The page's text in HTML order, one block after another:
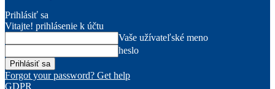
Prihlásiť sa
Vitajte! prihlásenie k účtu
Vaše užívateľské meno
heslo
Forgot your password? Get help
GDPR